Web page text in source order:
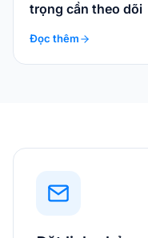
trọng cần theo dõi
Đọc thêm